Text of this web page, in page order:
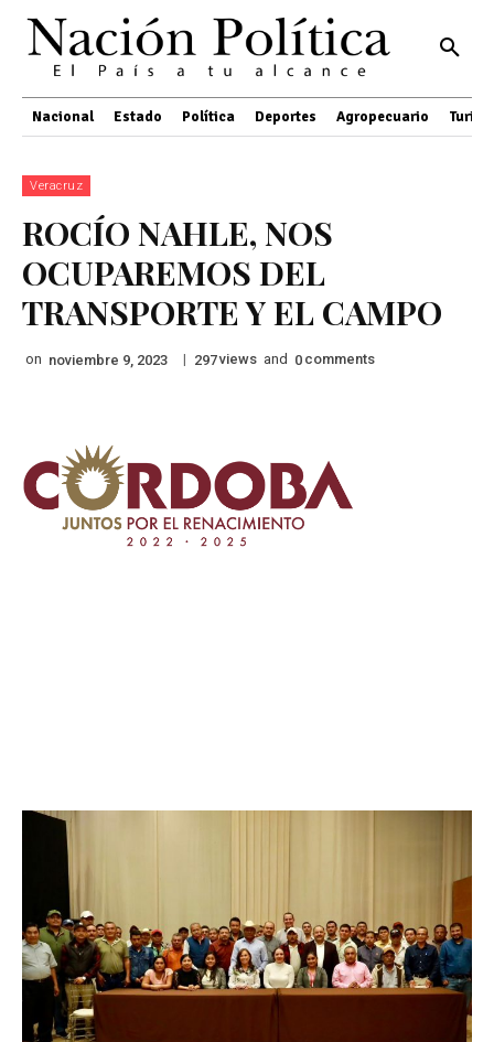
Nacional Estado Política Deportes Agropecuario
Veracruz
ROCÍO NAHLE, NOS
OCUPAREMOS DEL
TRANSPORTE Y EL CAMPO
on noviembre 9, 2023 | 297views and 0 comments